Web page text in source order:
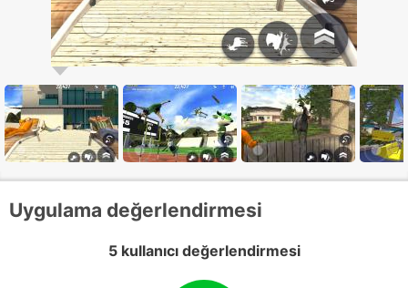
Uygulama değerlendirmesi
5 kullanıcı değerlendirmesi